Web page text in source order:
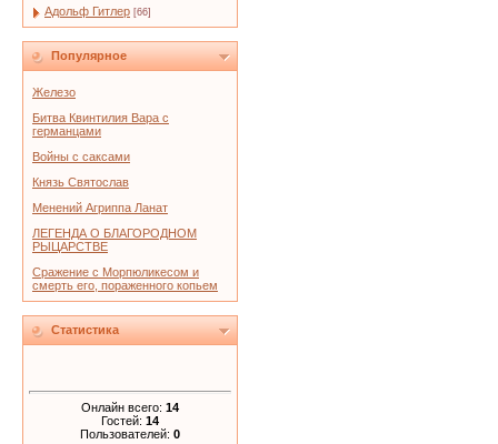
Адольф Гитлер [66]
Популярное
Железо
Битва Квинтилия Вара с
германцами
Войны с саксами
Князь Святослав
Менений Агриппа Ланат
ЛЕГЕНДА О БЛАГОРОДНОМ
РЫЦАРСТВЕ
Сражение с Морпюликесом и
смерть его, пораженного копьем
Статистика
Онлайн всего: 14
Гостей: 14
Пользователей: 0